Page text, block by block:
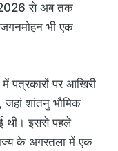
2026 से अब तक
जगनमोहन भी एक
पत्रकारों पर आखिरी
जहां शांतनु भौमिक
थी। इससे पहले
के अगरतला में एक